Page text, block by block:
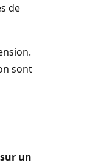
de
sont
un